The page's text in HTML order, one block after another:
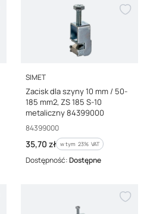
PRODUCENT
SIMET
Zacisk dla szyny 10 mm / 50-
185 mm2, ZS 185 S-10
metaliczny 84399000
Kod producenta
84399000
Cena brutto
35,70 zł w tym %s VAT
w tym 23% VAT
Dostępność:Dostępne